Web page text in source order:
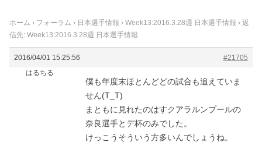
ホーム › フォーラム › 日本選手情報 › Week13:2016.3.28週 日本選手情報 › 返
信先: Week13:2016.3.28週 日本選手情報
2016/04/01 15:25:56
#21705
はるちる
僕も年度末ほとんどどの試合も追えていま
せん(T_T)
まともに見れたのはすクアラルンプールの
奈良選手とデ杯のみでした。
けっこうそういう方多いんでしょうね。